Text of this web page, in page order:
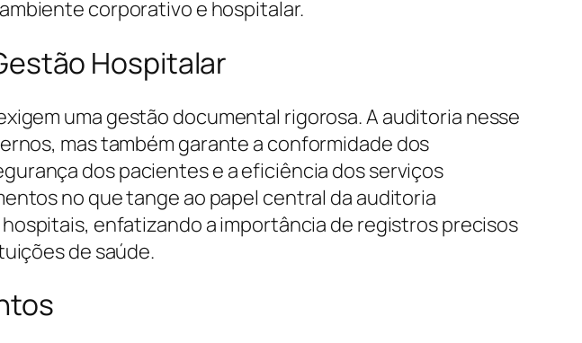
corporativo e hospitalar.
Hospitalar
uma gestão documental rigorosa. A auditoria nesse
mas também garante a conformidade dos
dos pacientes e a eficiência dos serviços
no que tange ao papel central da auditoria
enfatizando a importância de registros precisos
de saúde.